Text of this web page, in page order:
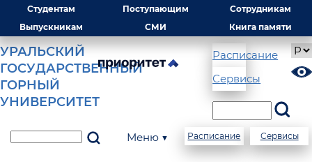
Студентам Поступающим
Сотрудникам
Выпускникам
СМИ Книга памяти
УРАЛЬСКИЙ
ГОСУДАРСТВЕННЫЙ
ГОРНЫЙ
УНИВЕРСИТЕТ
Расписание
Сервисы
Меню ▼ Расписание Сервисы